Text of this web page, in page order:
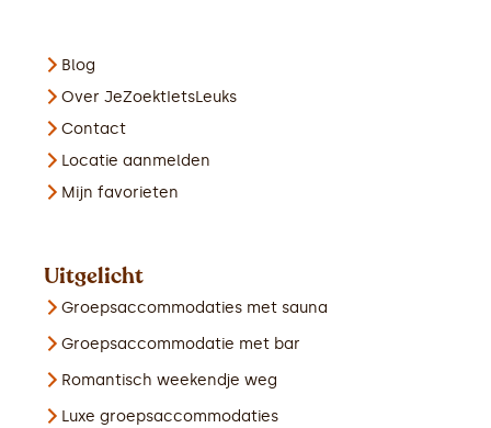
Blog
Over JeZoektIetsLeuks
Contact
Locatie aanmelden
Mijn favorieten
Uitgelicht
Groepsaccommodaties met sauna
Groepsaccommodatie met bar
Romantisch weekendje weg
Luxe groepsaccommodaties